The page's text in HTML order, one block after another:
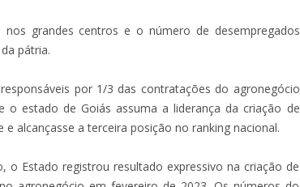
grandes centros e o número de desempregados
pátria.
por 1/3 das contratações do agronegócio
estado de Goiás assuma a liderança da criação de
alcançasse a terceira posição no ranking nacional.
o Estado registrou resultado expressivo na criação de